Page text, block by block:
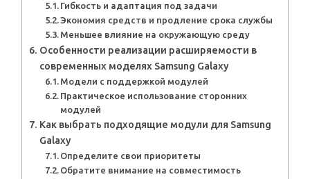
Гибкость и адаптация под задачи
Экономия средств и продление срока службы
Меньшее влияние на окружающую среду
Особенности реализации расширяемости в
современных моделях Samsung Galaxy
Модели с поддержкой модулей
Практическое использование сторонних
модулей
Как выбрать подходящие модули для Samsung
Galaxy
Определите свои приоритеты
Обратите внимание на совместимость